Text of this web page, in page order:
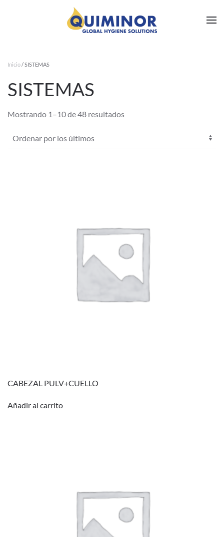
Ir al contenido principal
Inicio/ SISTEMAS
SISTEMAS
Mostrando 1–10 de 48 resultadosOrdenado
CABEZAL PULV+CUELLO
Añadir al carrito